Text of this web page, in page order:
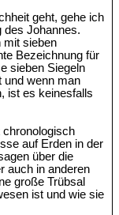
geht, gehe ich
des Johannes.
mit sieben
Bezeichnung für
sieben Siegeln
und wenn man
ist es keinesfalls
chronologisch
auf Erden in der
über die
auch in anderen
große Trübsal
ist und wie sie